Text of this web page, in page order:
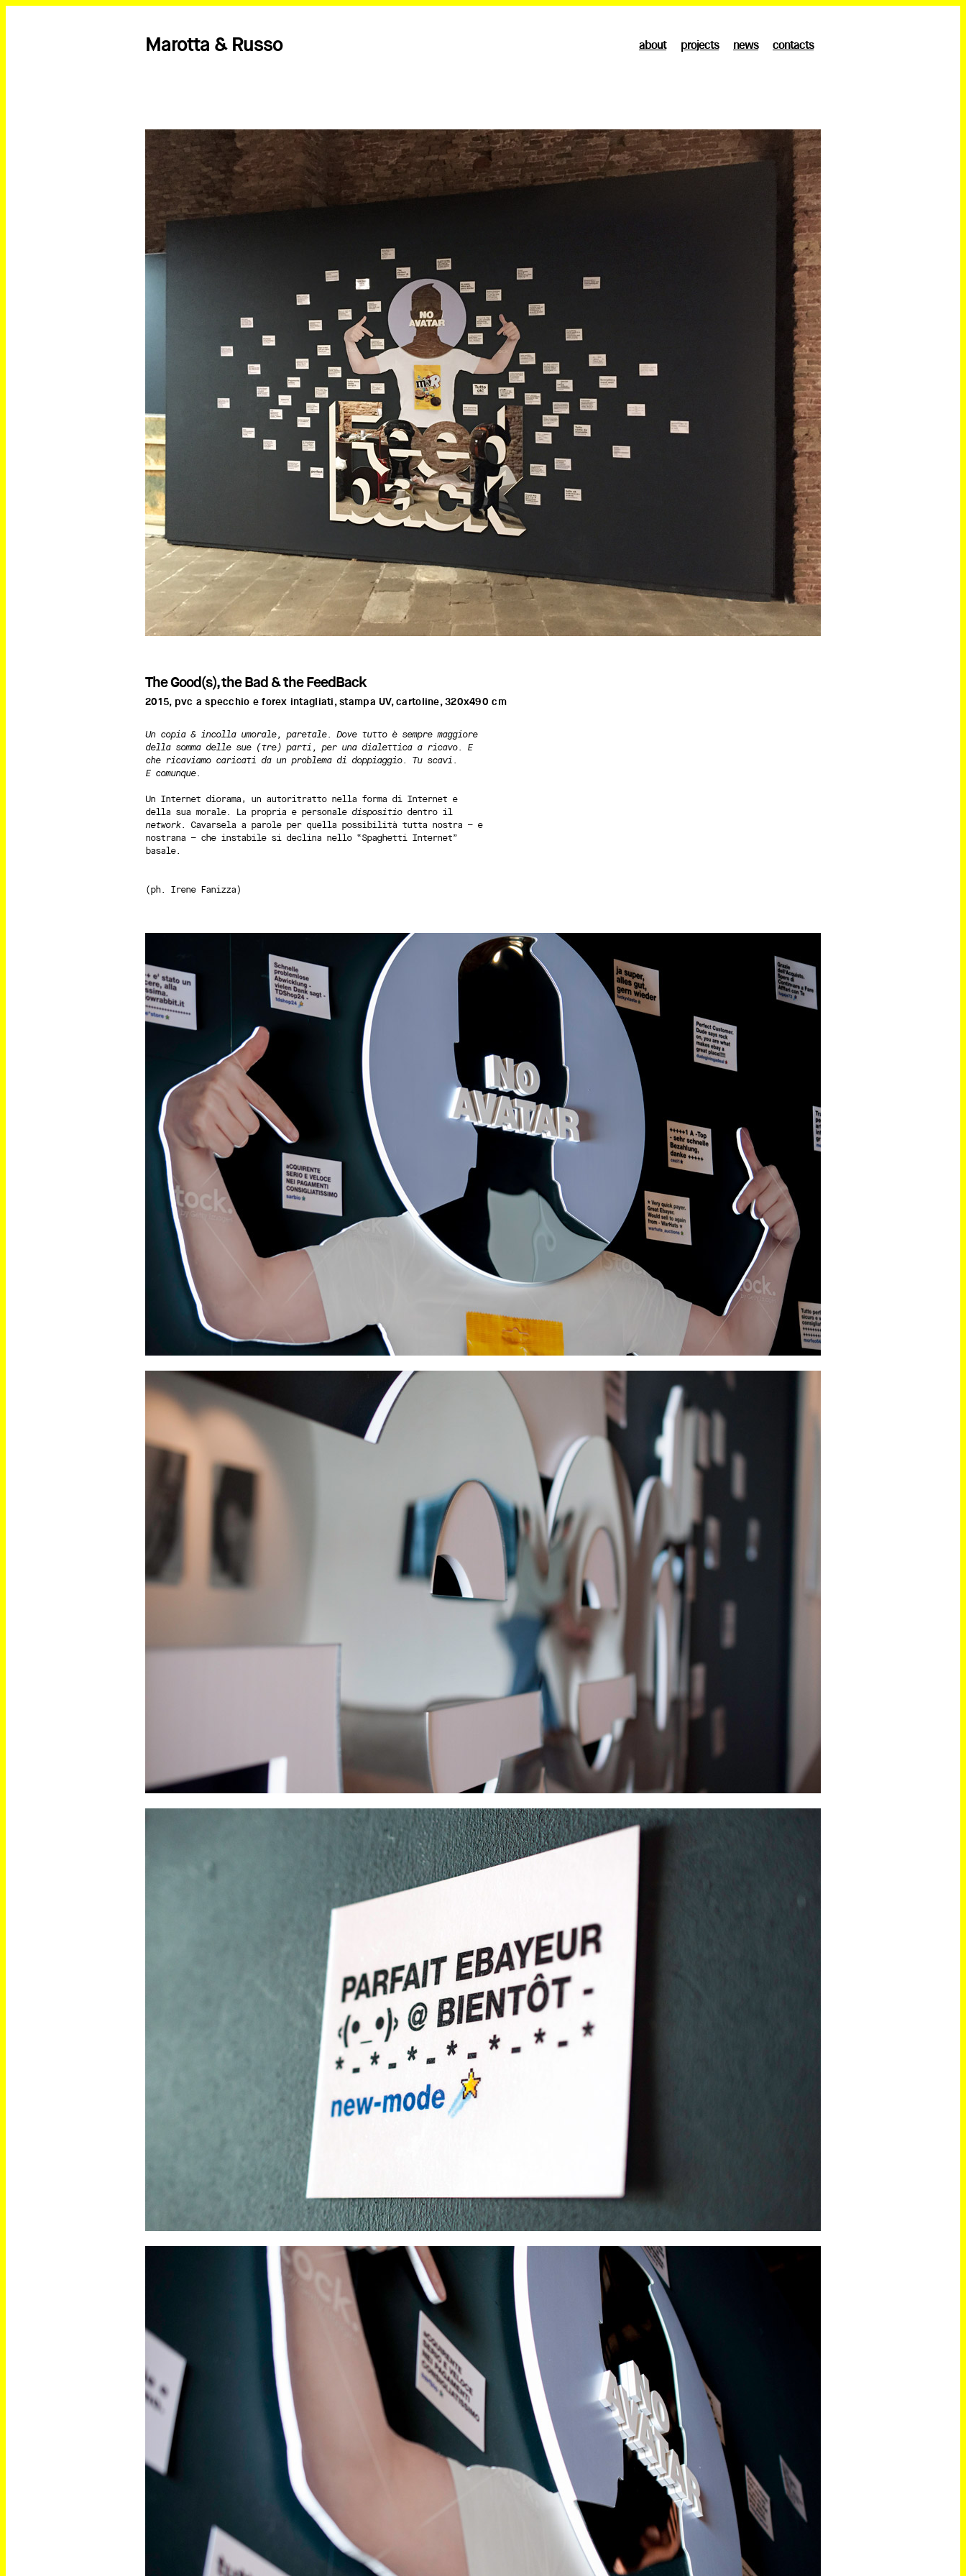
Marotta & Russo about projects news contacts
The Good(s), the Bad & the FeedBack
2015, pvc a specchio e forex intagliati, stampa UV, cartoline, 320x490 cm
Un copia & incolla umorale, paretale. Dove tutto è sempre maggiore
della somma delle sue (tre) parti, per una dialettica a ricavo. E
che ricaviamo caricati da un problema di doppiaggio. Tu scavi.
E comunque.
Un Internet diorama, un autoritratto nella forma di Internet e
della sua morale. La propria e personale dispositiodentro il
network. Cavarsela a parole per quella possibilità tutta nostra – e
nostrana – che instabile si declina nello “Spaghetti Internet”
basale.
(ph. Irene Fanizza)